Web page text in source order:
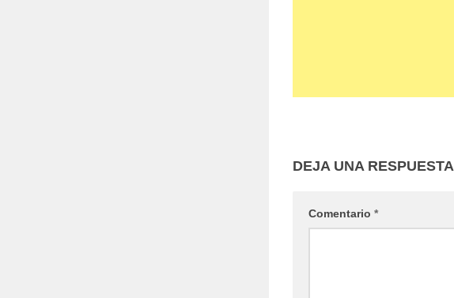
DEJA UNA RESPUESTA
Comentario *